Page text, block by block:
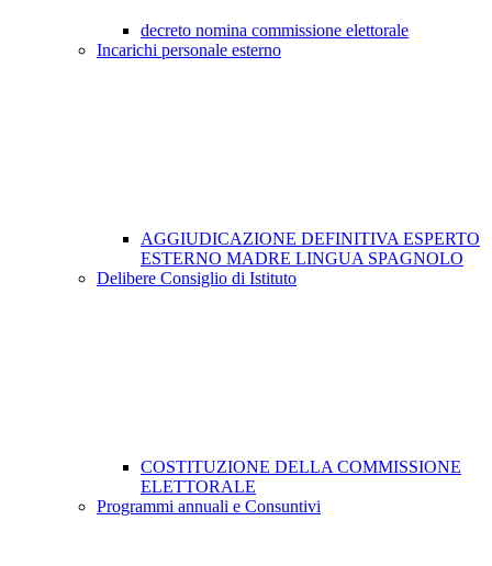
decreto nomina commissione elettorale
Incarichi personale esterno
AGGIUDICAZIONE DEFINITIVA ESPERTO
ESTERNO MADRE LINGUA SPAGNOLO
Delibere Consiglio di Istituto
COSTITUZIONE DELLA COMMISSIONE
ELETTORALE
Programmi annuali e Consuntivi